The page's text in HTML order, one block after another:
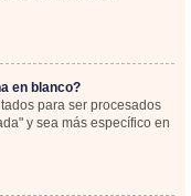
en blanco?
para ser procesados
y sea más específico en